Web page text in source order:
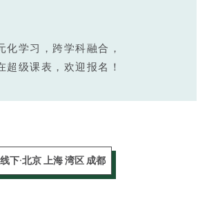
化学习，跨学科融合，
超级课表 ，欢迎报名！
线下·北京 上海 湾区 成都